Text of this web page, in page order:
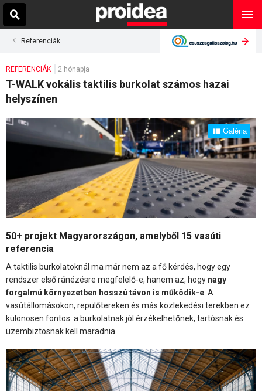
Referenciák
REFERENCIÁK 2 hónapja
T-WALK vokális taktilis burkolat számos hazai
helyszínen
Galéria
50+ projekt Magyarországon, amelyből 15 vasúti
referencia
A taktilis burkolatoknál ma már nem az a fő kérdés, hogy egy
rendszer első ránézésre megfelelő-e, hanem az, hogy nagy
forgalmú környezetben hosszú távon is működik-e . A
vasútállomásokon, repülőtereken és más közlekedési terekben ez
különösen fontos: a burkolatnak jól érzékelhetőnek, tartósnak és
üzembiztosnak kell maradnia.